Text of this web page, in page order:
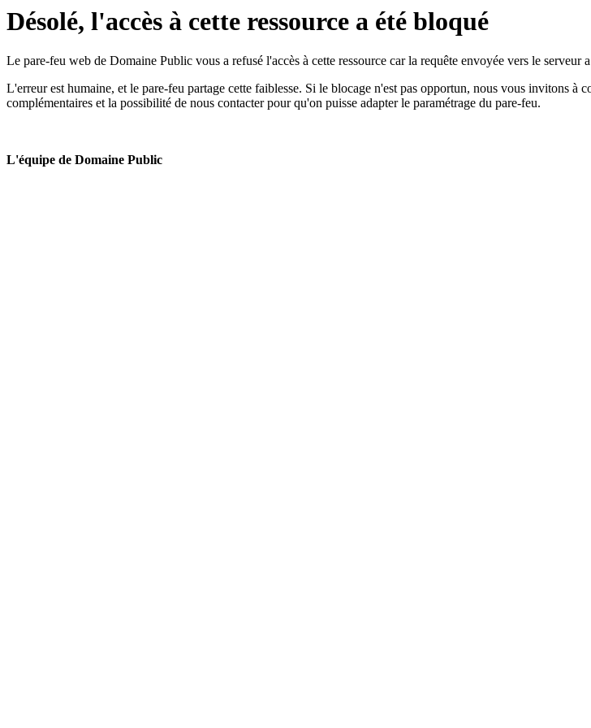
Désolé, l'accès à cette ressource a été bloqué
Le pare-feu web de Domaine Public vous a refusé l'accès à cette ressource car la requête envoyée vers le serveur
L'erreur est humaine, et le pare-feu partage cette faiblesse. Si le blocage n'est pas opportun, nous vous invitons à
complémentaires et la possibilité de nous contacter pour qu'on puisse adapter le paramétrage du pare-feu.
L'équipe de Domaine Public